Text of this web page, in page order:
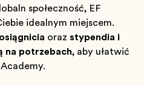
społeczność, EF
idealnym miejscem.
oraz stypendia i
na potrzebach, aby ułatwić